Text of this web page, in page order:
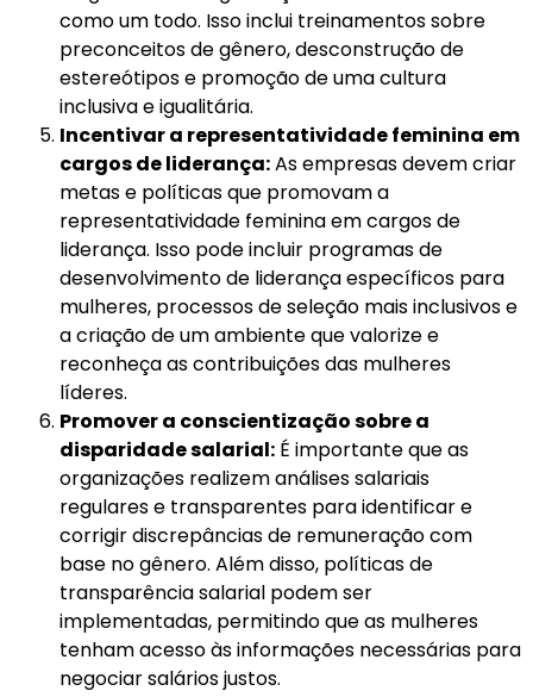
como um todo. Isso inclui treinamentos sobre
preconceitos de gênero, desconstrução de
estereótipos e promoção de uma cultura
inclusiva e igualitária.
Incentivar a representatividade feminina em
cargos de liderança:As empresas devem criar
metas e políticas que promovam a
representatividade feminina em cargos de
liderança. Isso pode incluir programas de
desenvolvimento de liderança específicos para
mulheres, processos de seleção mais inclusivos e
a criação de um ambiente que valorize e
reconheça as contribuições das mulheres
líderes.
Promover a conscientização sobre a
disparidade salarial: É importante que as
organizações realizem análises salariais
regulares e transparentes para identificar e
corrigir discrepâncias de remuneração com
base no gênero. Além disso, políticas de
transparência salarial podem ser
implementadas, permitindo que as mulheres
tenham acesso às informações necessárias para
negociar salários justos.